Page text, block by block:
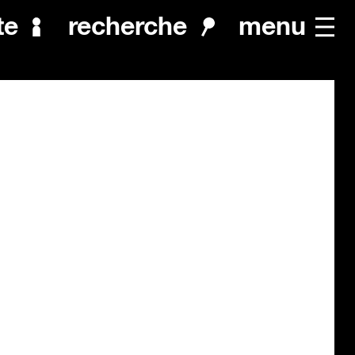
recherche menu